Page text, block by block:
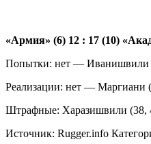
«Армия» (6) 12 : 17 (10)
Попытки: нет — Иванишвили
Реализации: нет — Маргиани
Штрафные: Харазишвили
Источник: Rugger.info